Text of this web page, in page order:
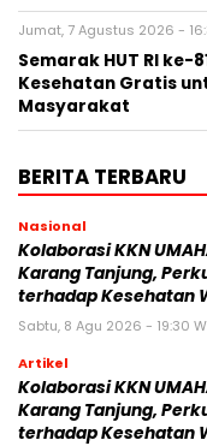
Jumat, 7 Agustus 2026 -
Semarak HUT RI ke-
Kesehatan Gratis
Masyarakat
BERITA TERBARU
Nasional
Kolaborasi KKN
Karang Tanjung,
terhadap Kesehatan
Sabtu, 8 Agu 2026 - 19:30
Artikel
Kolaborasi KKN
Karang Tanjung,
terhadap Kesehatan